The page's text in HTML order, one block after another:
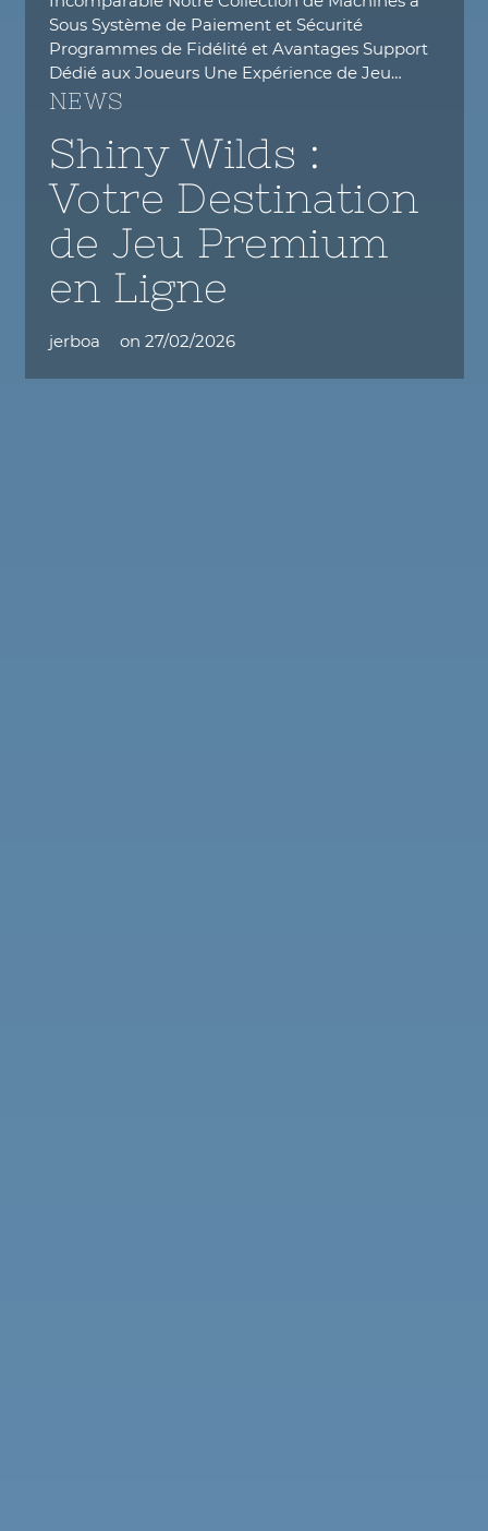
Sous Système de Paiement et Sécurité
Programmes de Fidélité et Avantages Support
Dédié aux Joueurs Une Expérience de Jeu…
NEWS
Shiny Wilds :
Votre Destination
de Jeu Premium
en Ligne
jerboa on 27/02/2026